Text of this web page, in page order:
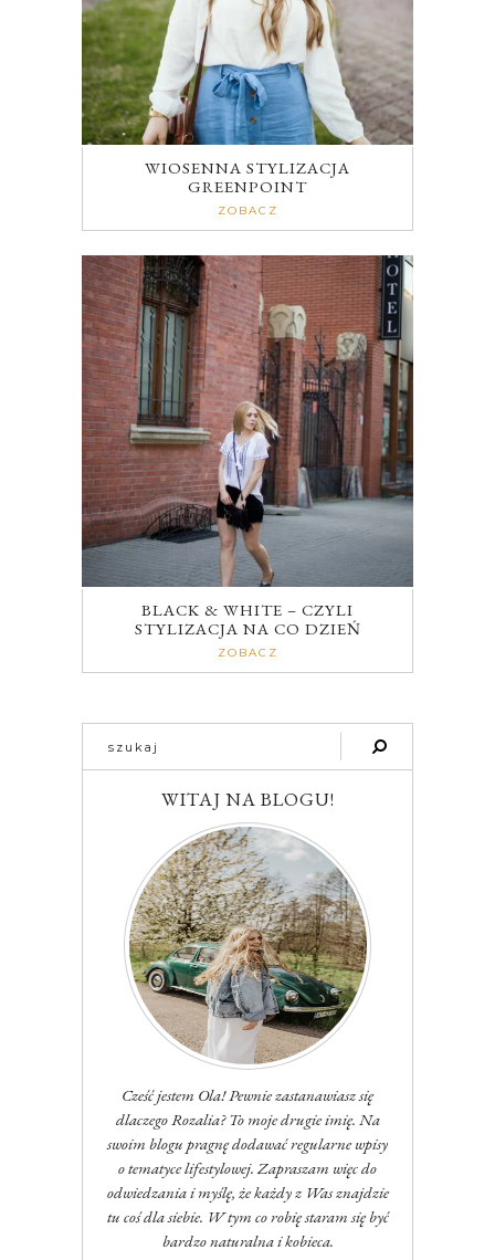
WIOSENNA STYLIZACJA
GREENPOINT
ZOBACZ
BLACK & WHITE – CZYLI
STYLIZACJA NA CO DZIEŃ
ZOBACZ
WITAJ NA BLOGU!
Cześć jestem Ola! Pewnie zastanawiasz się
dlaczego Rozalia? To moje drugie imię. Na
swoim blogu pragnę dodawać regularne wpisy
o tematyce lifestylowej. Zapraszam więc do
odwiedzania i myślę, że każdy z Was znajdzie
tu coś dla siebie. W tym co robię staram się być
bardzo naturalna i kobieca.